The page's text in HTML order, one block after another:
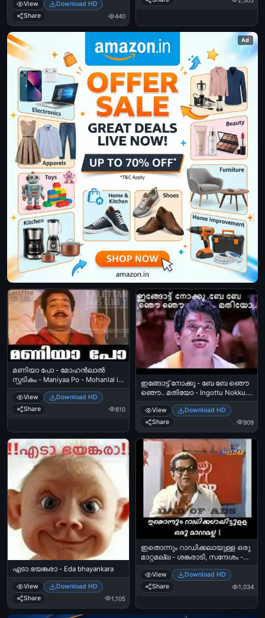
View
Download HD
Share
440
Ad
മണിയാ പോ - മോഹന്‍ലാല്‍
സ്ഫടികം - Maniyaa Po - Mohanlal in
Sphadikam
View
Download HD
Share
810
ഇങ്ങോട്ട് നോക്കു - ബേ ബേ ഞൌ
ഞൌ.. മതിയോ - Ingottu Nokku..
Be Be Njou.. Mathiyo Jagathy
Sreekumar Funny Expression
View
Download HD
Share
909
എടാ ഭയങ്കരാ - Eda bhayankara
View
Download HD
Share
1,105
ഇതൊന്നും റാഡിക്കലായുള്ള ഒരു
മാറ്റമല്ല - ശങ്കരാടി, സന്ദേശം -
Ithonnum Radicalaayulla Oru
Maattamalla - Shankaradi In
Sandhesham
View
Download HD
Share
1,034